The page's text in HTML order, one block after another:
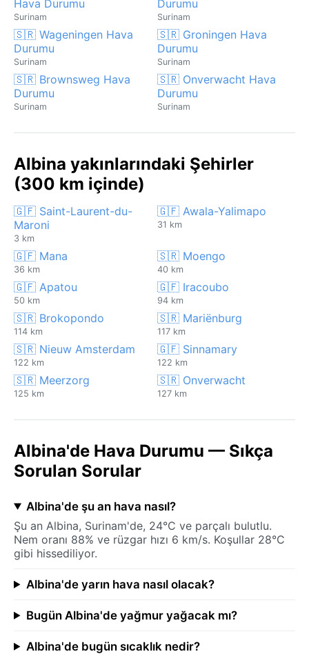
Hava Durumu
Surinam
Durumu
Surinam
🇸🇷 Wageningen Hava
Durumu
Surinam
🇸🇷 Groningen Hava
Durumu
Surinam
🇸🇷 Brownsweg Hava
Durumu
Surinam
🇸🇷 Onverwacht Hava
Durumu
Surinam
Albina yakınlarındaki Şehirler
(300 km içinde)
🇬🇫 Saint-Laurent-du-
Maroni
3 km
🇬🇫 Awala-Yalimapo
31 km
🇬🇫 Mana
36 km
🇸🇷 Moengo
40 km
🇬🇫 Apatou
50 km
🇬🇫 Iracoubo
94 km
🇸🇷 Brokopondo
114 km
🇸🇷 Mariënburg
117 km
🇸🇷 Nieuw Amsterdam
122 km
🇬🇫 Sinnamary
122 km
🇸🇷 Meerzorg
125 km
🇸🇷 Onverwacht
127 km
Albina'de Hava Durumu — Sıkça
Sorulan Sorular
Albina'de şu an hava nasıl?
Şu an Albina, Surinam'de, 24°C ve parçalı bulutlu.
Nem oranı 88% ve rüzgar hızı 6 km/s. Koşullar 28°C
gibi hissediliyor.
Albina'de yarın hava nasıl olacak?
Bugün Albina'de yağmur yağacak mı?
Albina'de bugün sıcaklık nedir?